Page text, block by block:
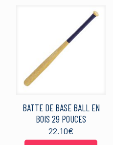
BATTE DE BASE BALL EN
BOIS 29 POUCES
22.10€